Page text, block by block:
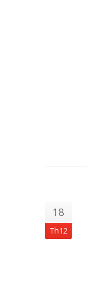
18
Th12